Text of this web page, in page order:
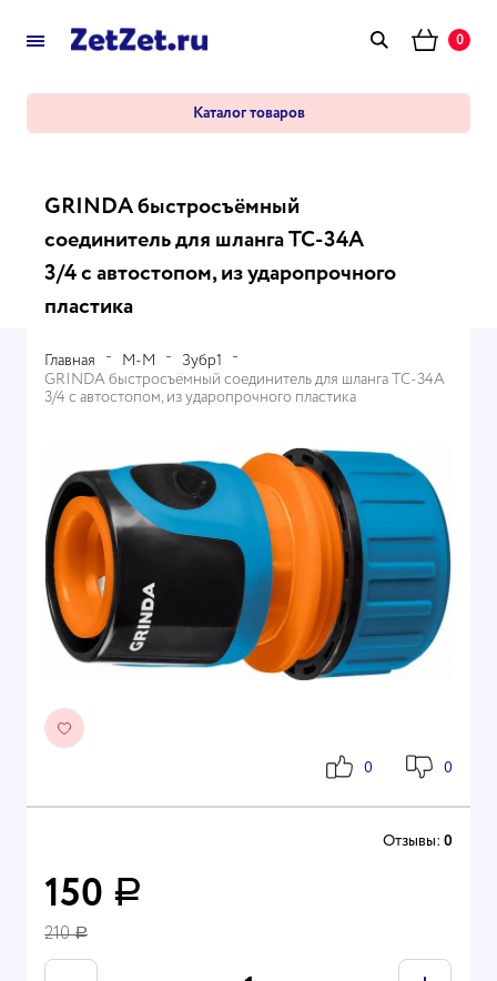
0
Каталог товаров
GRINDA быстросъёмный
соединитель для шланга TC-34A
3/4 с автостопом, из ударопрочного
пластика
Главная М-М
Зубр1
GRINDA быстросъёмный соединитель для шланга TC-34A
3/4 с автостопом, из ударопрочного пластика
0 0
Отзывы: 0
150 Р
210Р